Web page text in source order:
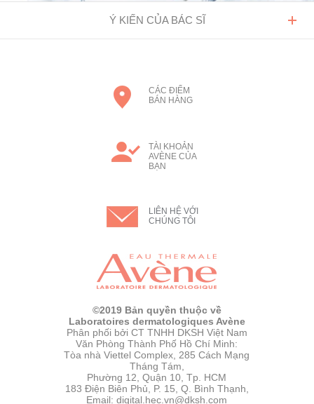
Ý KIẾN CỦA BÁC SĨ
CÁC ĐIỂM
BÁN HÀNG
TÀI KHOẢN
AVÈNE CỦA
BẠN
LIÊN HỆ VỚI
CHÚNG TÔI
©2019 Bản quyền thuộc về
Laboratoires dermatologiques Avène
Phân phối bởi CT TNHH DKSH Việt Nam
Văn Phòng Thành Phố Hồ Chí Minh:
Tòa nhà Viettel Complex, 285 Cách Mạng
Tháng Tám,
Phường 12, Quận 10, Tp. HCM
183 Điện Biên Phủ, P. 15, Q. Bình Thạnh,
Email: digital.hec.vn@dksh.com